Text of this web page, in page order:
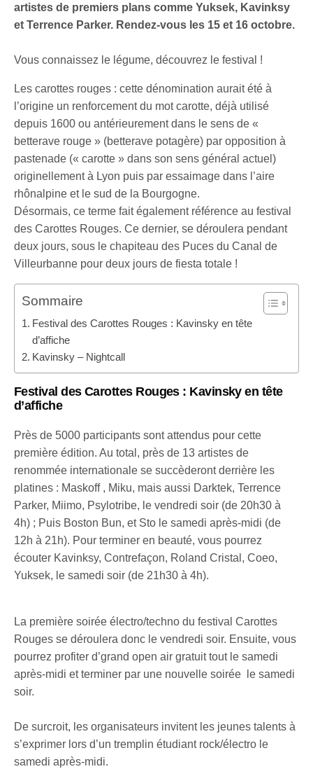
artistes de premiers plans comme Yuksek, Kavinksy
et Terrence Parker. Rendez-vous les 15 et 16 octobre.
Vous connaissez le légume, découvrez le festival !
Les carottes rouges : cette dénomination aurait été à
l’origine un renforcement du mot carotte, déjà utilisé
depuis 1600 ou antérieurement dans le sens de «
betterave rouge » (betterave potagère) par opposition à
pastenade (« carotte » dans son sens général actuel)
originellement à Lyon puis par essaimage dans l’aire
rhônalpine et le sud de la Bourgogne.
Désormais, ce terme fait également référence au festival
des Carottes Rouges. Ce dernier, se déroulera pendant
deux jours, sous le chapiteau des Puces du Canal de
Villeurbanne pour deux jours de fiesta totale !
Sommaire
Festival des Carottes Rouges : Kavinsky en tête
d’affiche
Kavinsky – Nightcall
Festival des Carottes Rouges : Kavinsky en tête
d’affiche
Près de 5000 participants sont attendus pour cette
première édition. Au total, près de 13 artistes de
renommée internationale se succèderont derrière les
platines : Maskoff , Miku, mais aussi Darktek, Terrence
Parker, Miimo, Psylotribe, le vendredi soir (de 20h30 à
4h) ; Puis Boston Bun, et Sto le samedi après-midi (de
12h à 21h). Pour terminer en beauté, vous pourrez
écouter Kavinksy, Contrefaçon, Roland Cristal, Coeo,
Yuksek, le samedi soir (de 21h30 à 4h).
La première soirée électro/techno du festival Carottes
Rouges se déroulera donc le vendredi soir. Ensuite, vous
pourrez profiter d’grand open air gratuit tout le samedi
après-midi et terminer par une nouvelle soirée le samedi
soir.
De surcroit, les organisateurs invitent les jeunes talents à
s’exprimer lors d’un tremplin étudiant rock/électro le
samedi après-midi.